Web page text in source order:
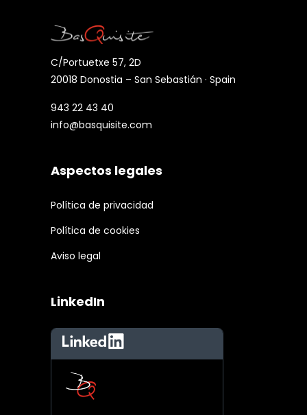
C/Portuetxe 57, 2D
20018 Donostia – San Sebastián · Spain
943 22 43 40
info@basquisite.com
Aspectos legales
Política de privacidad
Política de cookies
Aviso legal
LinkedIn
LinkedIn